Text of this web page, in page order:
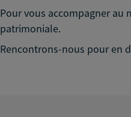
Pour vous accompagner
patrimoniale.
Rencontrons-nous pour en